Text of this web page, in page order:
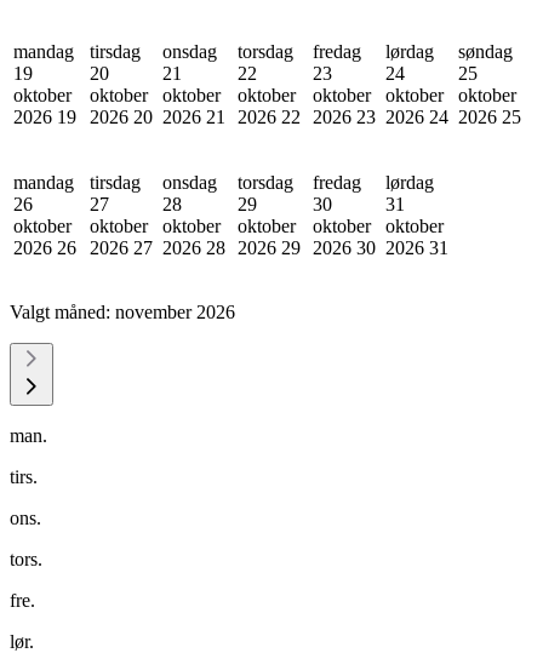
mandag
19
oktober
2026 19
tirsdag
20
oktober
2026 20
onsdag
21
oktober
2026 21
torsdag
22
oktober
2026 22
fredag
23
oktober
2026 23
lørdag
24
oktober
2026 24
søndag
25
oktober
2026 25
mandag
26
oktober
2026 26
tirsdag
27
oktober
2026 27
onsdag
28
oktober
2026 28
torsdag
29
oktober
2026 29
fredag
30
oktober
2026 30
lørdag
31
oktober
2026 31
Valgt måned: november 2026
man.
tirs.
ons.
tors.
fre.
lør.